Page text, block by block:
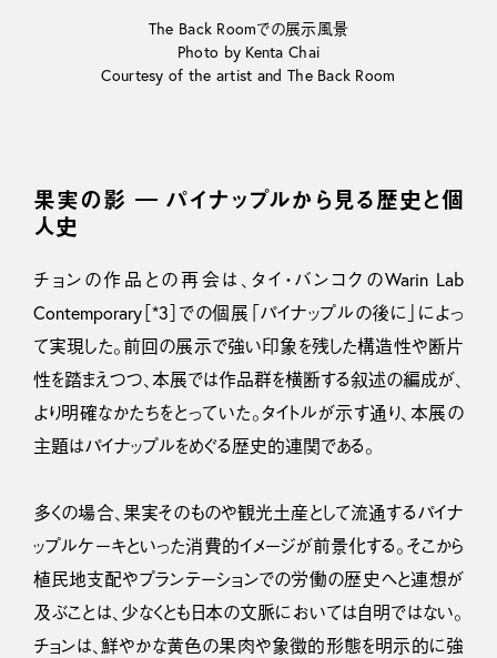
The Back Roomでの展示風景
Photo by Kenta Chai
Courtesy of the artist and The Back Room
果実の影 ― パイナップルから見る歴史と個
人史
チョンの作品との再会は、タイ・バンコクのWarin Lab
Contemporary［*3］での個展「パイナップルの後に」によっ
て実現した。前回の展示で強い印象を残した構造性や断片
性を踏まえつつ、本展では作品群を横断する叙述の編成が、
より明確なかたちをとっていた。タイトルが示す通り、本展の
主題はパイナップルをめぐる歴史的連関である。
多くの場合、果実そのものや観光土産として流通するパイナ
ップルケーキといった消費的イメージが前景化する。そこから
植民地支配やプランテーションでの労働の歴史へと連想が
及ぶことは、少なくとも日本の文脈においては自明ではない。
チョンは、鮮やかな黄色の果肉や象徴的形態を明示的に強